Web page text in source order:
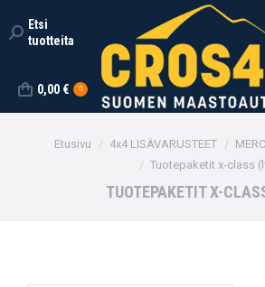
Search:
Etsi
tuotteita
0,00 € 0
You are here:
Etusivu 4x4 LISÄVARUSTEET
Tuotepaketit x-class
TUOTEPAKETIT X-